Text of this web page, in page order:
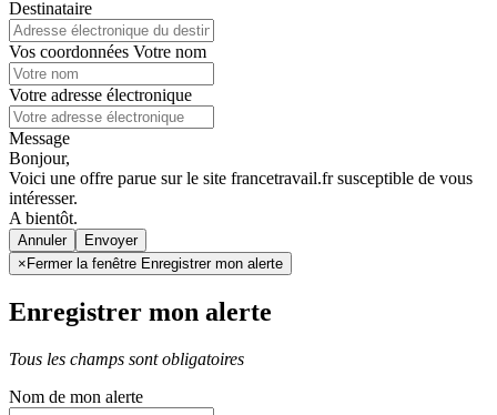
Destinataire
Vos coordonnées Votre nom
Votre adresse électronique
Message
Bonjour,
Voici une offre parue sur le site francetravail.fr susceptible de vous
intéresser.
A bientôt.
Annuler
× Fermer la fenêtre Enregistrer mon alerte
Enregistrer mon alerte
Tous les champs sont obligatoires
Nom de mon alerte